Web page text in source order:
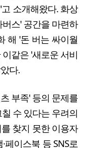
소개해왔다. 화상
스' 공간을 마련하
해 '돈 버는 싸이월
같은 '새로운 서비
다.
부족' 등의 문제를
수 있다는 우려의
찾지 못한 이용자
페이스북 등 SNS로